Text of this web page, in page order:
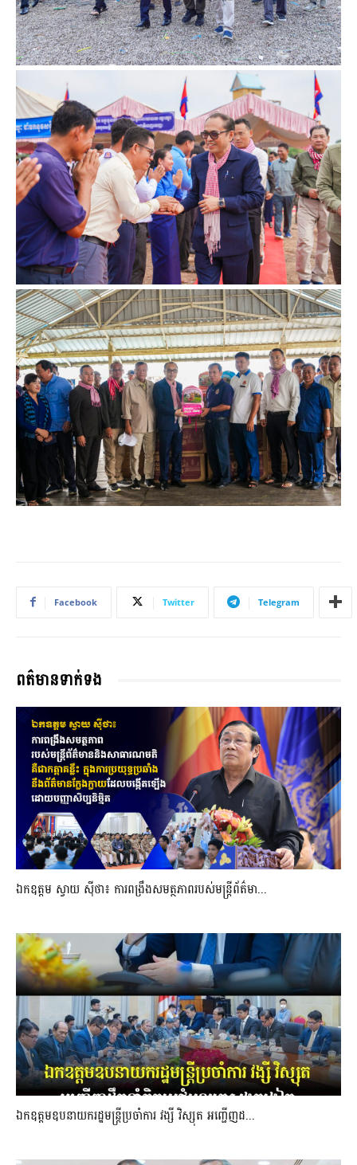
Facebook Twitter Telegram
ពត៌មានទាក់ទង
ឯកឧត្តម ស្វាយ ស៊ីថា៖ ការពង្រឹងសមត្ថភាពរបស់មន្ត្រីព័ត៌មា...
ឯកឧត្តមឧបនាយករដ្ឋមន្រ្តីប្រចាំការ វង្សី វិស្សុត អញ្ជើញដ...